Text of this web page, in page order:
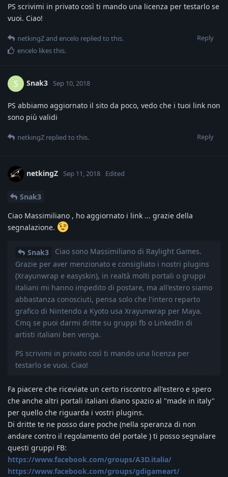
PS scrivimi in privato così ti mando una licenza per testarlo se
vuoi. Ciao!
Reply
netkingZand encelo replied to this.
encelo likes this.
S Snak3 Sep 10, 2018
PS abbiamo aggiornato il sito da poco, vedo che i tuoi link non
sono più validi
Reply
netkingZ replied to this.
netkingZ Sep 11, 2018 Edited
Snak3
Ciao Massimiliano , ho aggiornato i link ... grazie della
segnalazione.
Snak3
Ciao sono Massimiliano di Raylight Games.
Grazie per aver menzionato e consigliato i nostri plugins
(Xrayunwrap e easyskin), in realtà molti portali o gruppi
italiani mi hanno impedito di postare, ma all'estero siamo
abbastanza conosciuti, pensa solo che l'intero reparto
grafico di Nintendo a Kyoto usa Xrayunwrap per Maya.
Cmq se puoi darmi dritte su gruppi fb o LinkedIn di
artisti italiani ben venga.
PS scrivimi in privato così ti mando una licenza per
testarlo se vuoi. Ciao!
Fa piacere che riceviate un certo riscontro all'estero e spero
che anche altri portali italiani diano spazio al "made in italy"
per quello che riguarda i vostri plugins.
Di dritte te ne posso dare poche (nella speranza di non
andare contro il regolamento del portale ) ti posso segnalare
questi gruppi FB:
https://www.facebook.com/groups/A3D.italia/
https://www.facebook.com/groups/gdigameart/